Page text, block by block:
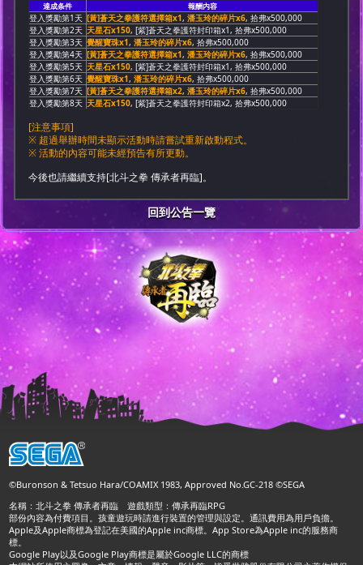
達成条件 報酬内容
登入獎勵第1天 [黃]蒼天之拳護符選擇箱x1,潘玉玲的碎片x6, 拾弗x500,000
登入獎勵第2天 天星石x150, [紫]蒼天之拳護符封印箱x1, 拾弗x500,000
登入獎勵第3天 覺醒寶珠x1,潘玉玲的碎片x6, 拾弗x500,000
登入獎勵第4天 [黃]蒼天之拳護符選擇箱x1,潘玉玲的碎片x6, 拾弗x500,000
登入獎勵第5天 天星石x150, [紫]蒼天之拳護符封印箱x1, 拾弗x500,000
登入獎勵第6天 覺醒寶珠x1,潘玉玲的碎片x6, 拾弗x500,000
登入獎勵第7天 [黃]蒼天之拳護符選擇箱x2,潘玉玲的碎片x6, 拾弗x500,000
登入獎勵第8天 天星石x150, [紫]蒼天之拳護符封印箱x2, 拾弗x500,000
[注意事項]
※ 超過舉辦時間未顯示活動時請嘗試重新啟動程式。
※ 活動的內容可能未經預告有所更動。
今後也請繼續支持[北斗之拳 傳承者再臨]。
回到公告一覽
©Buronson & Tetsuo Hara/COAMIX 1983, Approved No.GC-218 ©SEGA
名稱：北斗之拳 傳承者再臨 遊戲類型：傳承再臨RPG
部份內容為付費項目。孩童遊玩時請進行裝置的管理與設定。通訊費用為用戶負擔。
Apple及Apple商標為登記在美國的Apple inc商標。App Store為Apple inc的服務商
標。
Google Play以及Google Play商標是屬於Google LLC的商標